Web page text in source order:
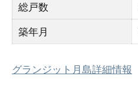
総戸数
築年月
グランジット月島詳細情報